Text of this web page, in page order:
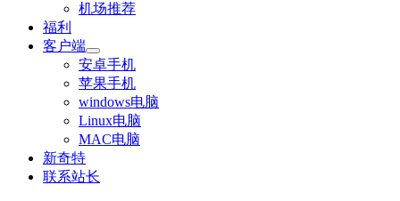
机场推荐
福利
客户端
安卓手机
苹果手机
windows电脑
Linux电脑
MAC电脑
新奇特
联系站长